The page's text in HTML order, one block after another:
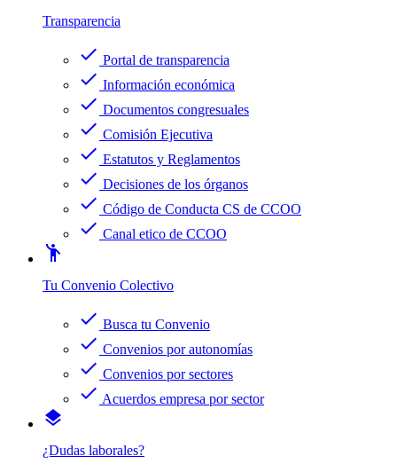
Transparencia
check Portal de transparencia
check Información económica
check Documentos congresuales
check Comisión Ejecutiva
check Estatutos y Reglamentos
check Decisiones de los órganos
check Código de Conducta CS de CCOO
check Canal etico de CCOO
emoji_people
Tu Convenio Colectivo
check Busca tu Convenio
check Convenios por autonomías
check Convenios por sectores
check Acuerdos empresa por sector
layers
¿Dudas laborales?